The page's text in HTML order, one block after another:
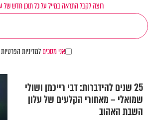
רוצה לקבל התראה במייל על כל תוכן חדש של
אני מסכיםלמדיניות הפרטיות
25 שנים להידברות: דבי רייכמן ושולי
שמואלי – מאחורי הקלעים של עלון
השבת האהוב